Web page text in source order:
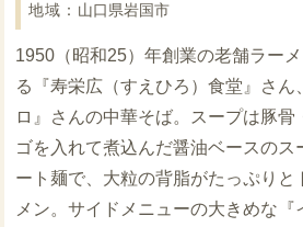
山口県岩国市
1950（昭和25）年創業の老舗ラー
る『寿栄広（すえひろ）食堂』さん
ロ』さんの中華そば。スープは豚骨
ゴを入れて煮込んだ醤油ベースのス
ート麺で、大粒の背脂がたっぷりと
メン。サイドメニューの大きめな『